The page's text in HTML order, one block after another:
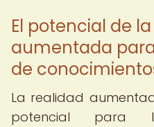
El potencial de
aumentada
de
La realidad
potencial para